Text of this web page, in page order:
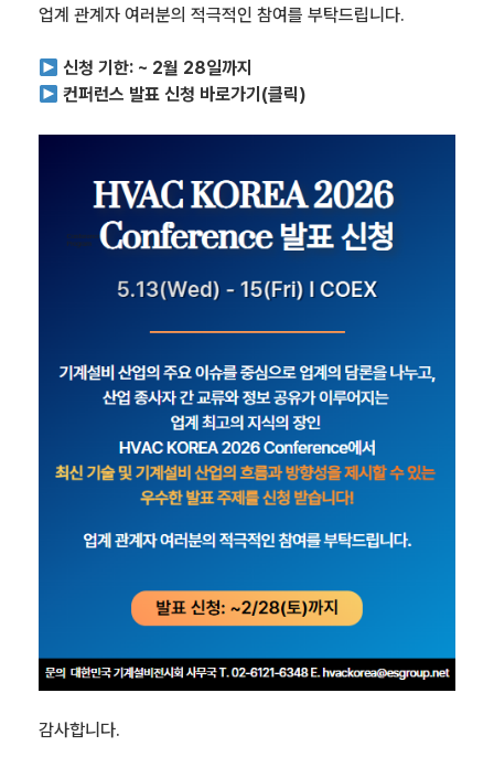
업계 관계자 여러분의 적극적인 참여를 부탁드립니다.
신청 기한: ~ 2월 28일까지
컨퍼런스 발표 신청 바로가기(클릭)
감사합니다.